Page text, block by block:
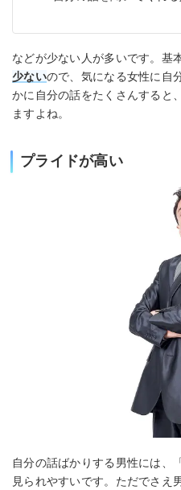
などが少ない人が多いです。基
少ないので、気になる女性に自
かに自分の話をたくさんすると
ますよね。
プライドが高い
自分の話ばかりする男性には、
見られやすいです。ただでさえ